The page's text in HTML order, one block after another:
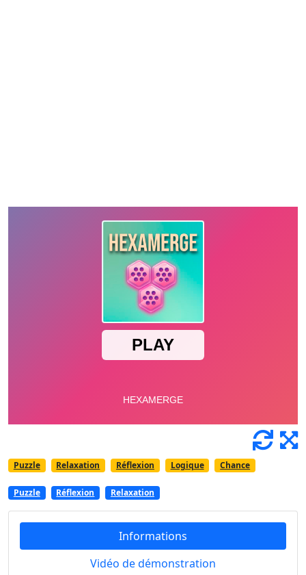
Puzzle Relaxation Réflexion Logique Chance
Puzzle Réflexion Relaxation
Informations
Vidéo de démonstration